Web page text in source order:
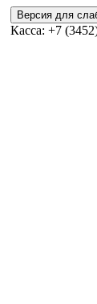
Версия для
Касса: +7